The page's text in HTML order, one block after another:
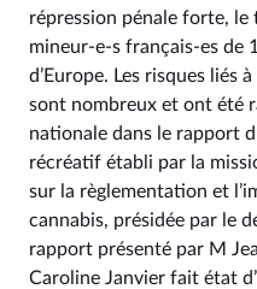
répression pénale forte, le
mineur-e-s français-es de
d’Europe. Les risques liés
sont nombreux et ont été
nationale dans le rapport
récréatif établi par la
sur la règlementation et
cannabis, présidée par le
rapport présenté par M
Caroline Janvier fait état